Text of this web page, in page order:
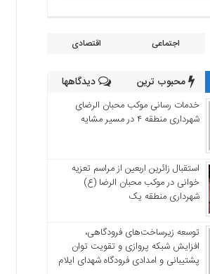
اجتماعی اقتصادی
محبوب ترین دیدگاهها
خدمات رسانی موکب محبان الرضای
شهرداری منطقه ۴ در مسیر مشایه
استقبال زائرین اربعین از مراسم تعزیه
خوانی در موکب محبان الرضا (ع)
شهرداری منطقه یک
توسعه زیرساخت‌های فرودگاهی،
افزایش شبکه پروازی و تقویت توان
پشتیبانی و امدادی فرودگاه شهدای ایلام